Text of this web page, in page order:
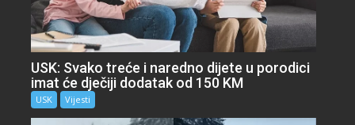
USK: Svako treće i naredno dijete u porodici
imat će dječiji dodatak od 150 KM
USK Vijesti